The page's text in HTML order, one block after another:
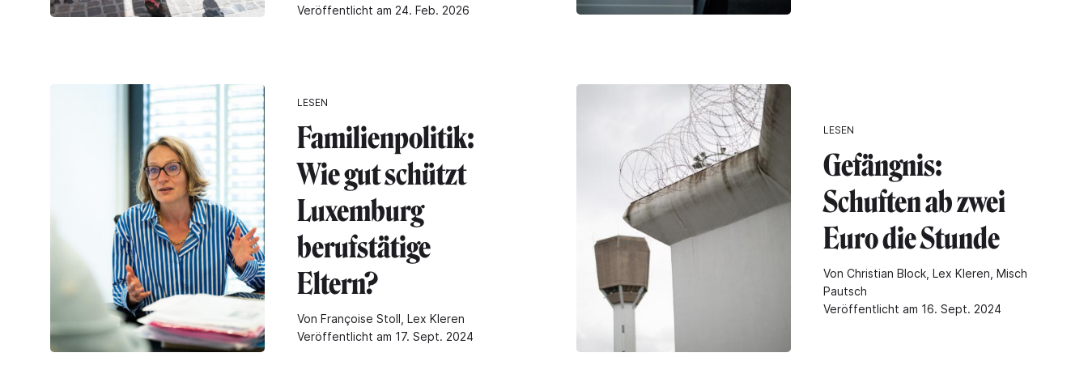
Veröffentlicht am 24. Feb. 2026
LESEN
Familienpolitik:
Wie gut schützt
Luxemburg
berufstätige
Eltern?
Von Françoise Stoll, Lex Kleren
Veröffentlicht am 17. Sept. 2024
LESEN
Gefängnis:
Schuften ab zwei
Euro die Stunde
Von Christian Block, Lex Kleren, Misch
Pautsch
Veröffentlicht am 16. Sept. 2024